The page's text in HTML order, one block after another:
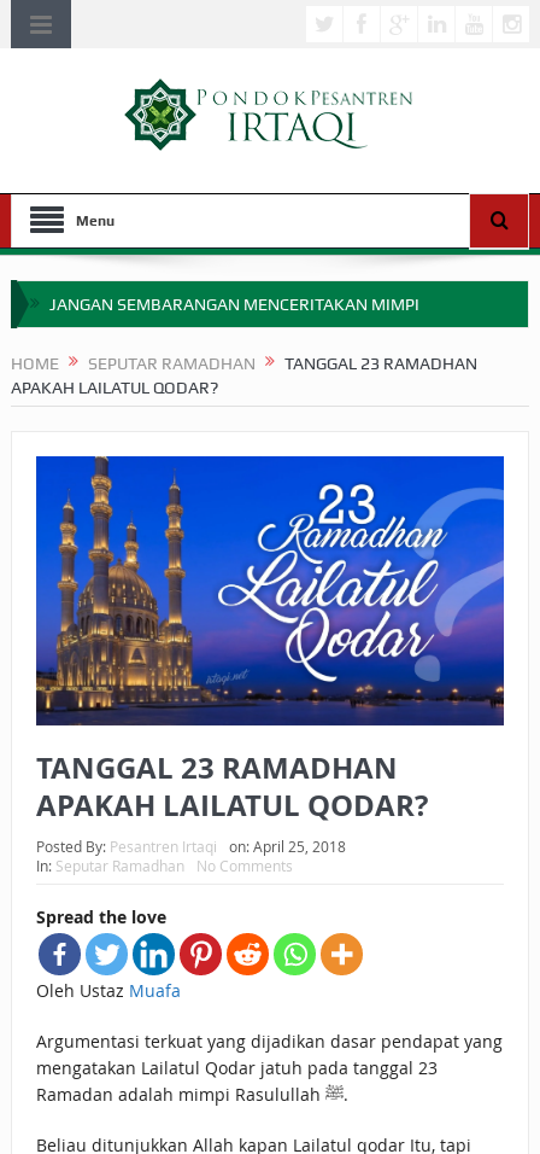
Menu
JANGAN SEMBARANGAN MENCERITAKAN MIMPI
MIMPI YANG DIABAIKAN MENJELANG PERANG BADAR
SEBELUM TIBA SAAT WAJIB?
HAKIKAT NIKMAT DI DUNIA!
BAGAIMANA CARA MEMBAYAR ZAKAT UANG?
UANG HARAM BISA MENJADI HALAL JIKA SEBAB
KEPEMILIKANNYA BERUBAH
ISTIDLAL BATIL VS ISTIDLAL SYAR’I
BAHASA CINTA KARENA ALLAH
HUKUM MEMBAYAR ZAKAT DENGAN CARA MENGANGSUR
HUKUM MEMBAYAR ZAKAT KEPADA KERABAT SENDIRI
HOME SEPUTAR RAMADHAN
TANGGAL 23 RAMADHAN
APAKAH LAILATUL QODAR?
TANGGAL 23 RAMADHAN
APAKAH LAILATUL QODAR?
Posted By: Pesantren Irtaqi on:April 25, 2018
In: Seputar Ramadhan No Comments
Spread the love
Oleh Ustaz Muafa
Argumentasi terkuat yang dijadikan dasar pendapat yang
mengatakan Lailatul Qodar jatuh pada tanggal 23
Ramadan adalah mimpi Rasulullah ﷺ.
Beliau ditunjukkan Allah kapan Lailatul qodar Itu, tapi